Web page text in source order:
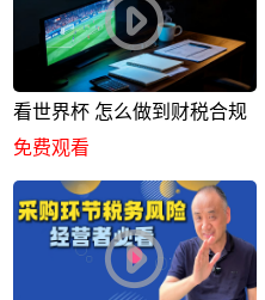
看世界杯 怎么做到财税合规
免费观看